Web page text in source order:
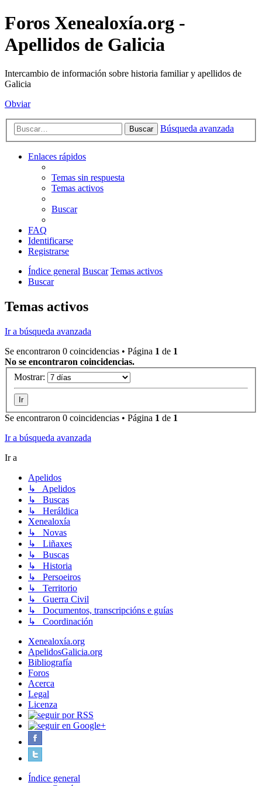
Foros Xenealoxía.org -
Apellidos de Galicia
Intercambio de información sobre historia familiar y apellidos de
Galicia
Obviar
Buscar Búsqueda avanzada
Enlaces rápidos
Temas sin respuesta
Temas activos
Buscar
FAQ
Identificarse
Registrarse
Índice general Buscar Temas activos
Buscar
Temas activos
Ir a búsqueda avanzada
Se encontraron 0 coincidencias • Página 1 de 1
No se encontraron coincidencias.
Mostrar:
Se encontraron 0 coincidencias • Página 1 de 1
Ir a búsqueda avanzada
Ir a
Apelidos
↳ Apelidos
↳ Buscas
↳ Heráldica
Xenealoxía
↳ Novas
↳ Liñaxes
↳ Buscas
↳ Historia
↳ Persoeiros
↳ Territorio
↳ Guerra Civil
↳ Documentos, transcripcións e guías
↳ Coordinación
Xenealoxía.org
ApelidosGalicia.org
Bibliografía
Foros
Acerca
Legal
Licenza
Índice general